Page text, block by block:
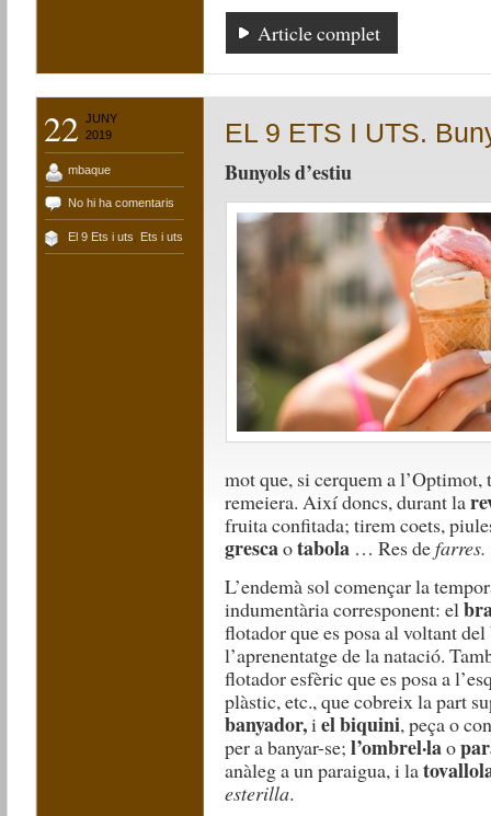
Article complet
22
JUNY
2019
mbaque
No hi ha comentaris
El 9 Ets i uts Ets i uts
EL 9 ETS I UTS.
Bunyols d’estiu
mot que, si cerquem a
remeiera. Així doncs, durant la
fruita confitada; tirem coets,
grescaotabola … Res defarres.
L’endemà sol començar la
indumentària corresponent: el
flotador que es posa al voltant
l’aprenentatge de la natació.
flotador esfèric que es posa a
plàstic, etc., que cobreix la part
banyador,iel biquini, peça o
per a banyar-se;l’ombrel·lao
anàleg a un paraigua, i la
esterilla.